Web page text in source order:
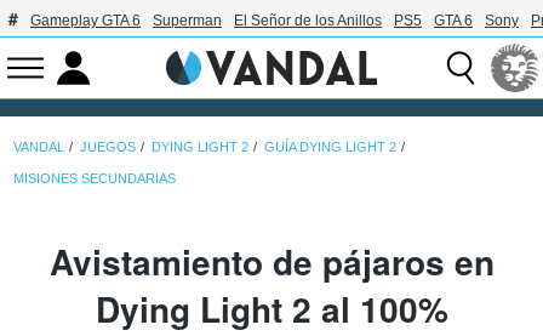
Gameplay GTA 6 Superman El Señor de los Anillos PS5 GTA 6 Sony
VANDAL JUEGOS DYING LIGHT 2 GUÍA DYING LIGHT 2
MISIONES SECUNDARIAS
Avistamiento de pájaros en
Dying Light 2 al 100%